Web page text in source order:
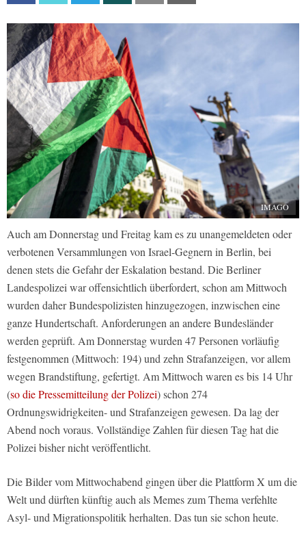
IMAGO
Auch am Donnerstag und Freitag kam es zu unangemeldeten oder
verbotenen Versammlungen von Israel-Gegnern in Berlin, bei
denen stets die Gefahr der Eskalation bestand. Die Berliner
Landespolizei war offensichtlich überfordert, schon am Mittwoch
wurden daher Bundespolizisten hinzugezogen, inzwischen eine
ganze Hundertschaft. Anforderungen an andere Bundesländer
werden geprüft. Am Donnerstag wurden 47 Personen vorläufig
festgenommen (Mittwoch: 194) und zehn Strafanzeigen, vor allem
wegen Brandstiftung, gefertigt. Am Mittwoch waren es bis 14 Uhr
(so die Pressemitteilung der Polizei) schon 274
Ordnungswidrigkeiten- und Strafanzeigen gewesen. Da lag der
Abend noch voraus. Vollständige Zahlen für diesen Tag hat die
Polizei bisher nicht veröffentlicht.
Die Bilder vom Mittwochabend gingen über die Plattform X um die
Welt und dürften künftig auch als Memes zum Thema verfehlte
Asyl- und Migrationspolitik herhalten. Das tun sie schon heute.